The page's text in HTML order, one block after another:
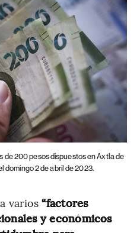
de 200 pesos dispuestos en Axtla de
domingo 2 de abril de 2023.
varios “factores
y económicos